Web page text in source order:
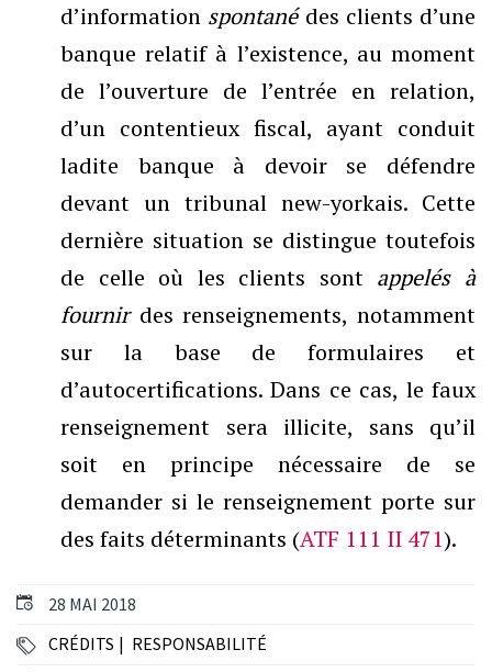
28 MAI 2018
CRÉDITS
RESPONSABILITÉ
d’information spontanédes clients d’une
banque relatif à l’existence, au moment
de l’ouverture de l’entrée en relation,
d’un contentieux fiscal, ayant conduit
ladite banque à devoir se défendre
devant un tribunal new-yorkais. Cette
dernière situation se distingue toutefois
de celle où les clients sont appelés à
fournirdes renseignements, notamment
sur la base de formulaires et
d’autocertifications. Dans ce cas, le faux
renseignement sera illicite, sans qu’il
soit en principe nécessaire de se
demander si le renseignement porte sur
des faits déterminants (ATF 111 II 471).